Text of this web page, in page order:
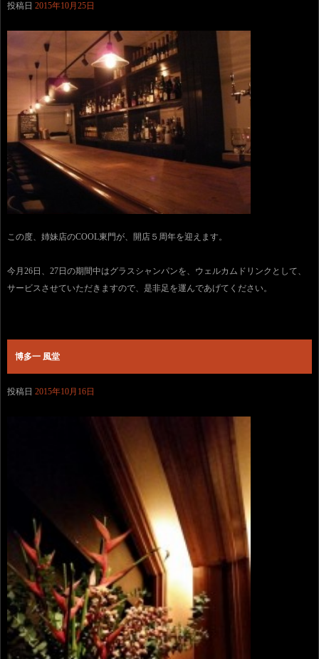
投稿日 2015年10月25日
この度、姉妹店のCOOL東門が、開店５周年を迎えます。
今月26日、27日の期間中はグラスシャンパンを、ウェルカムドリンクとして、
サービスさせていただきますので、是非足を運んであげてください。
博多一 風堂
投稿日 2015年10月16日